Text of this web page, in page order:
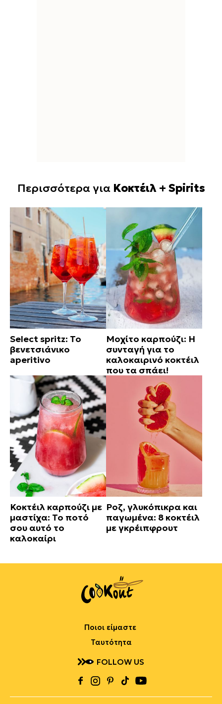
Περισσότερα για Κοκτέιλ + Spirits
Select spritz: Το
βενετσιάνικο
aperitivo
Μοχίτο καρπούζι: Η
συνταγή για το
καλοκαιρινό κοκτέιλ
που τα σπάει!
Κοκτέιλ καρπούζι με
μαστίχα: Το ποτό
σου αυτό το
καλοκαίρι
Ροζ, γλυκόπικρα και
παγωμένα: 8 κοκτέιλ
με γκρέιπφρουτ
Ποιοι είμαστε
Ταυτότητα
FOLLOW US